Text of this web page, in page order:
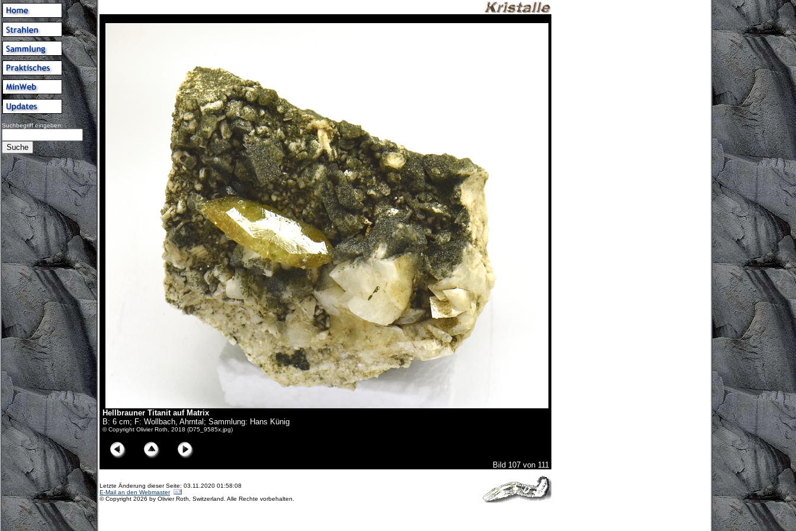
Suchbegriff eingeben:
Hellbrauner Titanit auf Matrix
B: 6 cm; F: Wollbach, Ahrntal; Sammlung: Hans Künig
© Copyright Olivier Roth, 2018 (D75_9585x.jpg)
Bild 107 von 111
Letzte Änderung dieser Seite: 03.11.2020 01:58:08
E-Mail an den Webmaster
© Copyright 2026 by Olivier Roth, Switzerland. Alle Rechte vorbehalten.